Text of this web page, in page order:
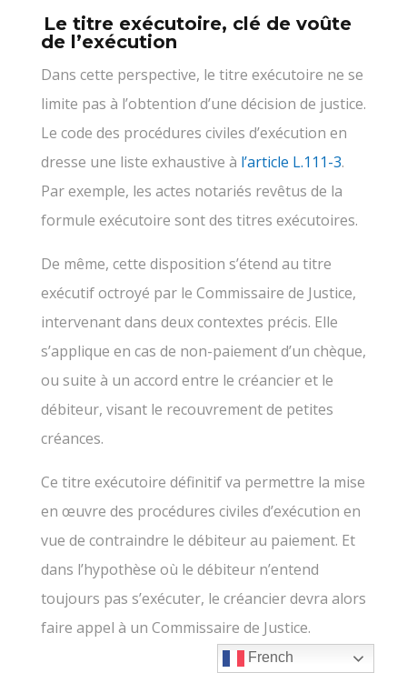
Le titre exécutoire, clé de voûte
de l’exécution
Dans cette perspective, le titre exécutoire ne se
limite pas à l’obtention d’une décision de justice.
Le code des procédures civiles d’exécution en
dresse une liste exhaustive à l’article L.111-3.
Par exemple, les actes notariés revêtus de la
formule exécutoire sont des titres exécutoires.
De même, cette disposition s’étend au titre
exécutif octroyé par le Commissaire de Justice,
intervenant dans deux contextes précis. Elle
s’applique en cas de non-paiement d’un chèque,
ou suite à un accord entre le créancier et le
débiteur, visant le recouvrement de petites
créances.
Ce titre exécutoire définitif va permettre la mise
en œuvre des procédures civiles d’exécution en
vue de contraindre le débiteur au paiement. Et
dans l’hypothèse où le débiteur n’entend
toujours pas s’exécuter, le créancier devra alors
faire appel à un Commissaire de Justice.
French